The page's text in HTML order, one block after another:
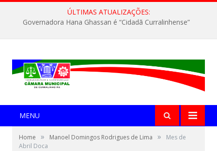
ÚLTIMAS ATUALIZAÇÕES:
Governadora Hana Ghassan é “Cidadã Curralinhense”
MENU
Home » Manoel Domingos Rodrigues de Lima »
Mes de
Abril Doca